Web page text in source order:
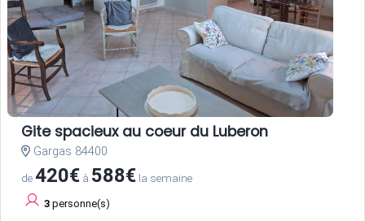
Gite spacieux au coeur du Luberon
Gargas 84400
de420€ à 588€ la semaine
3 personne(s)